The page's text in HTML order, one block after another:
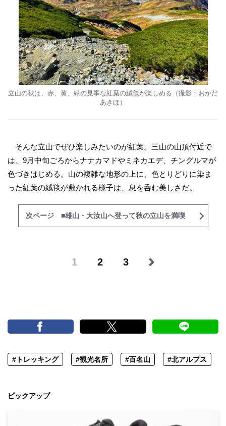
立山の秋は、赤、黄、緑の見事な紅葉の絨毯が楽しめる（撮影： おかだ
あきほ ）
そんな立山でぜひ楽しみたいのが紅葉。三山の山頂付近で
は、9月中旬ごろからナナカマドやミネカエデ、チングルマが
色づきはじめる。山の複雑な地形の上に、色とりどりに染ま
った紅葉の絨毯が敷かれる様子は、息を呑む美しさだ。
次ページ ■雄山・大汝山へ登って秋の立山を満喫
1 2 3
#トレッキング #観光名所 #百名山 #北アルプス
ピックアップ